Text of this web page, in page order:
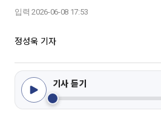
입력 2026-06-08 17:53
정성욱 기자
기사 듣기